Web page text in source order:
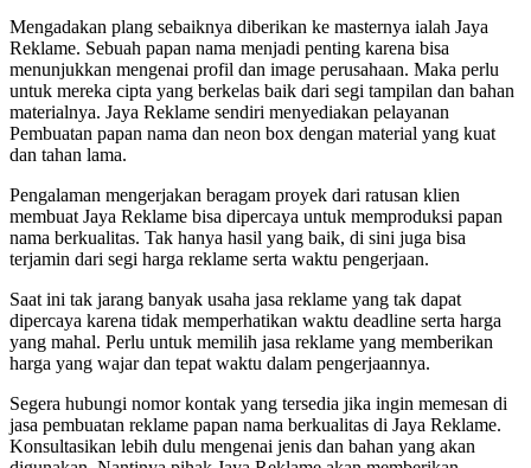
Mengadakan plang sebaiknya diberikan ke masternya ialah Jaya
Reklame. Sebuah papan nama menjadi penting karena bisa
menunjukkan mengenai profil dan image perusahaan. Maka perlu
untuk mereka cipta yang berkelas baik dari segi tampilan dan bahan
materialnya. Jaya Reklame sendiri menyediakan pelayanan
Pembuatan papan nama dan neon box dengan material yang kuat
dan tahan lama.
Pengalaman mengerjakan beragam proyek dari ratusan klien
membuat Jaya Reklame bisa dipercaya untuk memproduksi papan
nama berkualitas. Tak hanya hasil yang baik, di sini juga bisa
terjamin dari segi harga reklame serta waktu pengerjaan.
Saat ini tak jarang banyak usaha jasa reklame yang tak dapat
dipercaya karena tidak memperhatikan waktu deadline serta harga
yang mahal. Perlu untuk memilih jasa reklame yang memberikan
harga yang wajar dan tepat waktu dalam pengerjaannya.
Segera hubungi nomor kontak yang tersedia jika ingin memesan di
jasa pembuatan reklame papan nama berkualitas di Jaya Reklame.
Konsultasikan lebih dulu mengenai jenis dan bahan yang akan